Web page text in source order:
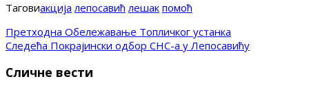
Таговиакција лепосавић лешак помоћ
Претходна Обележавање Топличког устанка
Следећа Покрајински одбор СНС-а у Лепосавићу
Сличне вести